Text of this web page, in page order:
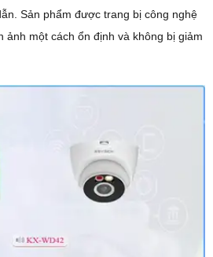
nghệ
ảnh một cách ổn định và không bị giảm